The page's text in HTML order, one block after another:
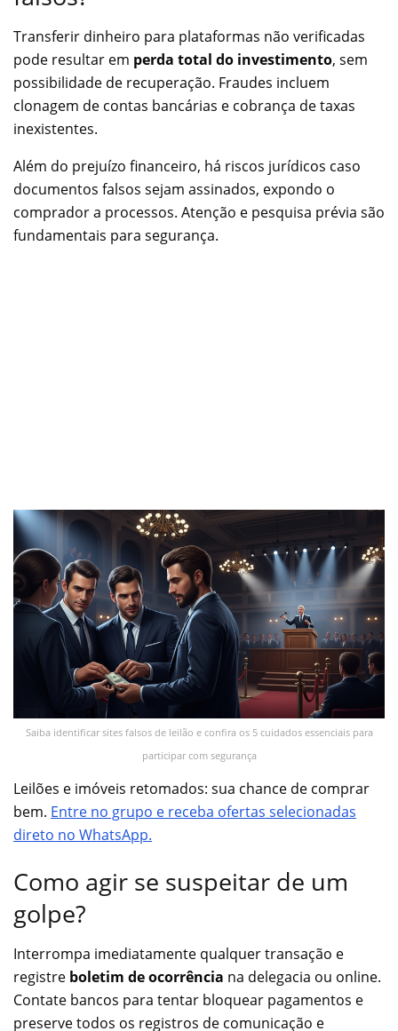
Transferir dinheiro para plataformas não verificadas
pode resultar em perda total do investimento, sem
possibilidade de recuperação. Fraudes incluem
clonagem de contas bancárias e cobrança de taxas
inexistentes.
Além do prejuízo financeiro, há riscos jurídicos caso
documentos falsos sejam assinados, expondo o
comprador a processos. Atenção e pesquisa prévia são
fundamentais para segurança.
Saiba identificar sites falsos de leilão e confira os 5 cuidados essenciais para
participar com segurança
Leilões e imóveis retomados: sua chance de comprar
bem. Entre no grupo e receba ofertas selecionadas
direto no WhatsApp.
Como agir se suspeitar de um
golpe?
Interrompa imediatamente qualquer transação e
registre boletim de ocorrência na delegacia ou online.
Contate bancos para tentar bloquear pagamentos e
preserve todos os registros de comunicação e